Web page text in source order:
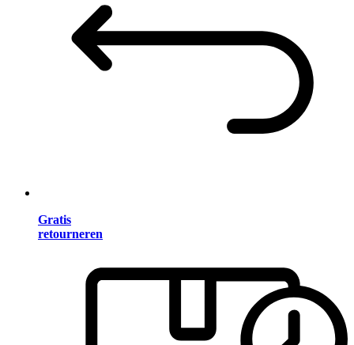
Gratis
retourneren